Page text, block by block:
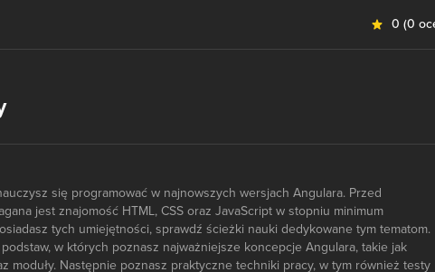
0 (0
się programować w najnowszych wersjach Angulara. Przed
jest znajomość HTML, CSS oraz JavaScript w stopniu minimum
tych umiejętności, sprawdź ścieżki nauki dedykowane tym tematom.
w których poznasz najważniejsze koncepcje Angulara, takie jak
moduły. Następnie poznasz praktyczne techniki pracy, w tym również testy